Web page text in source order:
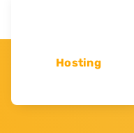
Hosting